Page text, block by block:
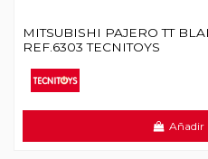
MITSUBISHI PAJERO TT
REF.6303 TECNITOYS
Añadir